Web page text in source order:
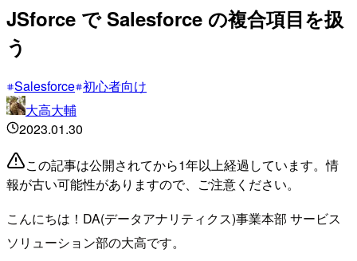
JSforce で Salesforce の複合項目を扱
う
Salesforce 初心者向け
大高大輔
2023.01.30
この記事は公開されてから1年以上経過しています。情
報が古い可能性がありますので、ご注意ください。
こんにちは！DA(データアナリティクス)事業本部 サービス
ソリューション部の大高です。